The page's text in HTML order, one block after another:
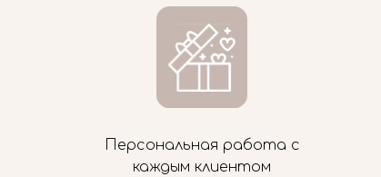
Персональная работа с
каждым клиентом